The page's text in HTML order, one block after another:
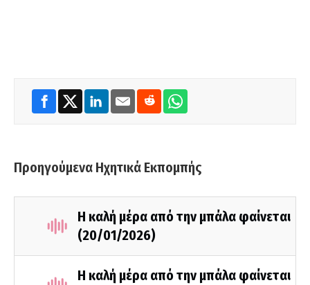
Προηγούμενα Ηχητικά Εκπομπής
Η καλή μέρα από την μπάλα φαίνεται
(20/01/2026)
Η καλή μέρα από την μπάλα φαίνεται